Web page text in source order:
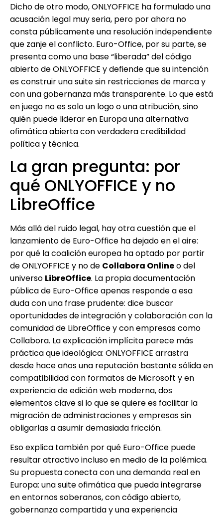
Dicho de otro modo, ONLYOFFICE ha formulado una
acusación legal muy seria, pero por ahora no
consta públicamente una resolución independiente
que zanje el conflicto. Euro-Office, por su parte, se
presenta como una base “liberada” del código
abierto de ONLYOFFICE y defiende que su intención
es construir una suite sin restricciones de marca y
con una gobernanza más transparente. Lo que está
en juego no es solo un logo o una atribución, sino
quién puede liderar en Europa una alternativa
ofimática abierta con verdadera credibilidad
política y técnica.
La gran pregunta: por
qué ONLYOFFICE y no
LibreOffice
Más allá del ruido legal, hay otra cuestión que el
lanzamiento de Euro-Office ha dejado en el aire:
por qué la coalición europea ha optado por partir
de ONLYOFFICE y no de Collabora Onlineo del
universo LibreOffice. La propia documentación
pública de Euro-Office apenas responde a esa
duda con una frase prudente: dice buscar
oportunidades de integración y colaboración con la
comunidad de LibreOffice y con empresas como
Collabora. La explicación implícita parece más
práctica que ideológica: ONLYOFFICE arrastra
desde hace años una reputación bastante sólida en
compatibilidad con formatos de Microsoft y en
experiencia de edición web moderna, dos
elementos clave si lo que se quiere es facilitar la
migración de administraciones y empresas sin
obligarlas a asumir demasiada fricción.
Eso explica también por qué Euro-Office puede
resultar atractivo incluso en medio de la polémica.
Su propuesta conecta con una demanda real en
Europa: una suite ofimática que pueda integrarse
en entornos soberanos, con código abierto,
gobernanza compartida y una experiencia